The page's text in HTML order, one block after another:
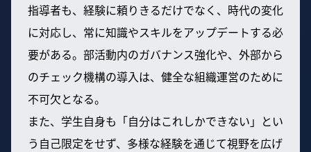
指導者も、経験に頼りきるだけでなく、時代の変化
に対応し、常に知識やスキルをアップデートする必
要がある。部活動内のガバナンス強化や、外部から
のチェック機構の導入は、健全な組織運営のために
不可欠となる。
また、学生自身も「自分はこれしかできない」とい
う自己限定をせず、多様な経験を通じて視野を広げ